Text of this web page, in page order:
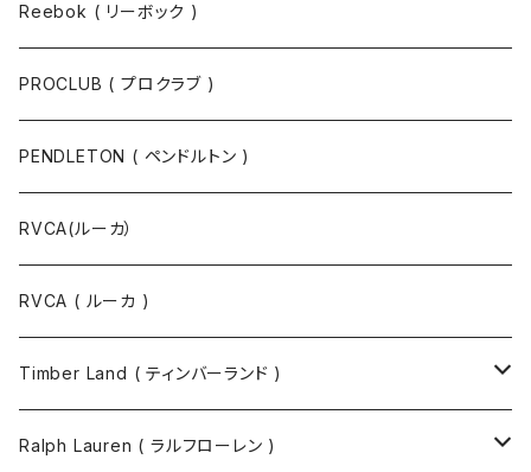
Reebok ( リーボック )
PROCLUB ( プロクラブ )
PENDLETON ( ペンドルトン )
RVCA(ルーカ）
RVCA ( ルーカ )
Timber Land ( ティンバーランド )
ソックス
Ralph Lauren ( ラルフローレン )